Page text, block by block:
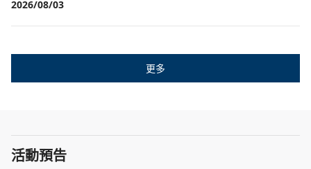
2026/08/03
更多
活動預告